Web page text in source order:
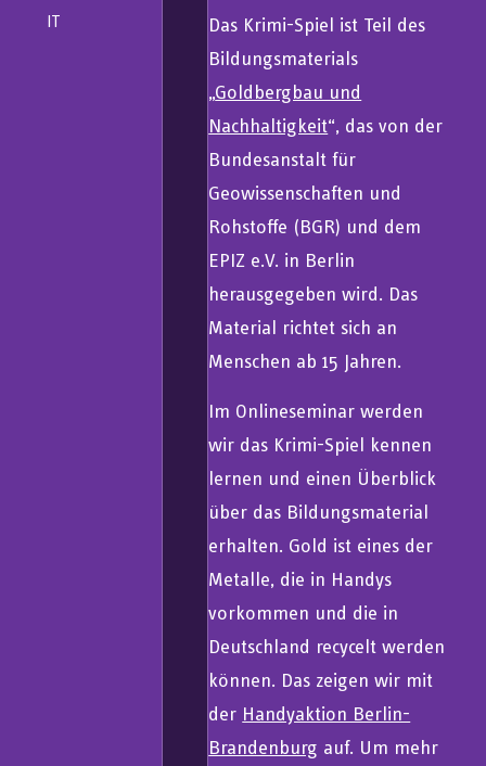
IT
Das Krimi-Spiel ist Teil des
Bildungsmaterials
„Goldbergbau und
Nachhaltigkeit“, das von der
Bundesanstalt für
Geowissenschaften und
Rohstoffe (BGR) und dem
EPIZ e.V. in Berlin
herausgegeben wird. Das
Material richtet sich an
Menschen ab 15 Jahren.
Im Onlineseminar werden
wir das Krimi-Spiel kennen
lernen und einen Überblick
über das Bildungsmaterial
erhalten. Gold ist eines der
Metalle, die in Handys
vorkommen und die in
Deutschland recycelt werden
können. Das zeigen wir mit
der Handyaktion Berlin-
Brandenburg auf. Um mehr